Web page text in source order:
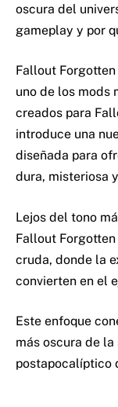
oscura del
gameplay y por
Fallout
uno de los mods
creados para
introduce una
diseñada para
dura, misteriosa
Lejos del tono
Fallout
cruda, donde la
convierten en el
Este enfoque
más oscura de
postapocalíptico